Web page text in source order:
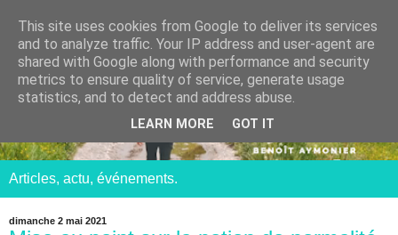
Articles, actu, événements.
dimanche 2 mai 2021
This site uses cookies from Google to deliver its services
and to analyze traffic. Your IP address and user-agent are
shared with Google along with performance and security
metrics to ensure quality of service, generate usage
statistics, and to detect and address abuse.
LEARN MORE GOT IT